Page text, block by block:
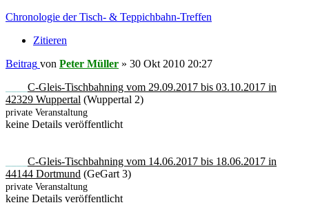
Chronologie der Tisch- & Teppichbahn-Treffen
Zitieren
Beitrag von Peter Müller » 30 Okt 2010 20:27
C-Gleis-Tischbahning vom 29.09.2017 bis 03.10.2017 in
42329 Wuppertal (Wuppertal 2)
private Veranstaltung
keine Details veröffentlicht
C-Gleis-Tischbahning vom 14.06.2017 bis 18.06.2017 in
44144 Dortmund (GeGart 3)
private Veranstaltung
keine Details veröffentlicht